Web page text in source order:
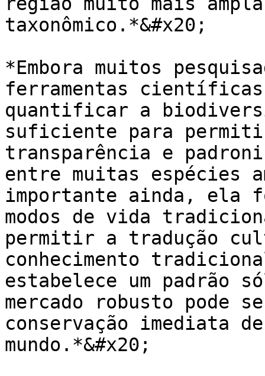
taxonômico.*&#x20;
*Embora muitos
ferramentas científicas
quantificar a
suficiente para
transparência e
entre muitas espécies
importante ainda, ela
modos de vida
permitir a tradução
conhecimento
estabelece um padrão
mercado robusto pode
conservação imediata
mundo.*&#x20;